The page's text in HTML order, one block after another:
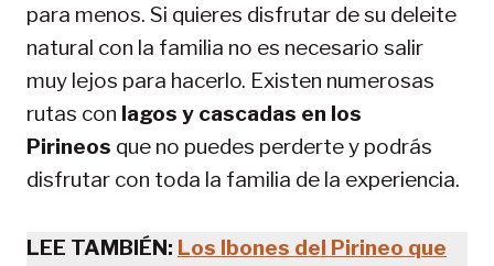
para menos. Si quieres disfrutar de su deleite
natural con la familia no es necesario salir
muy lejos para hacerlo. Existen numerosas
rutas con lagos y cascadas en los
Pirineos que no puedes perderte y podrás
disfrutar con toda la familia de la experiencia.
LEE TAMBIÉN: Los Ibones del Pirineo que